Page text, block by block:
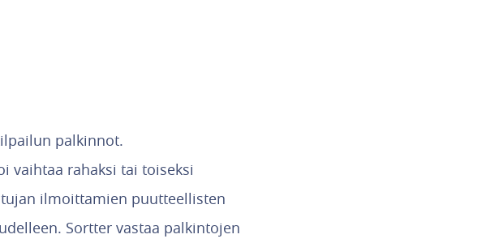
palkinnot.
vaihtaa rahaksi tai toiseksi
ilmoittamien puutteellisten
Sortter vastaa palkintojen